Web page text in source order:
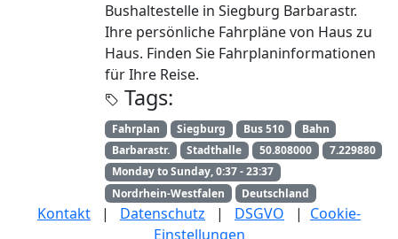
Bushaltestelle in Siegburg Barbarastr.
Ihre persönliche Fahrpläne von Haus zu
Haus. Finden Sie Fahrplaninformationen
für Ihre Reise.
Tags:
Fahrplan Siegburg Bus 510
Bahn
Barbarastr.
Stadthalle 50.808000
7.229880
Monday to Sunday, 0:37 - 23:37
Nordrhein-Westfalen
Deutschland
Kontakt | Datenschutz | DSGVO | Cookie-
Einstellungen